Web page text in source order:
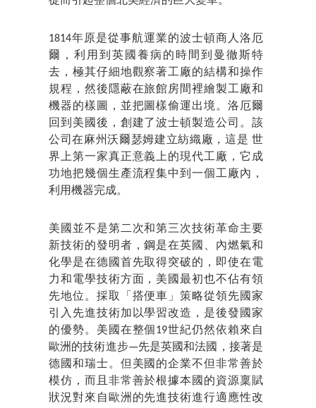
1814年原是從事航運業的波士頓商人洛厄
爾，利用到英國養病的時間到曼徹斯特
去，極其仔細地觀察著工廠的結構和操作
規程，然後隱蔽在旅館房間裡繪製工廠和
機器的樣圖，並把圖樣偷運出境。洛厄爾
回到美國後，創建了波士頓製造公司。該
公司在麻州沃爾瑟姆建立紡織廠，這是 世
界上第一家真正意義上的現代工廠，它成
功地把幾個生產流程集中到一個工廠內，
利用機器完成。
美國並不是第二次和第三次技術革命主要
新技術的發明者，鋼是在英國、內燃氣和
化學是在德國首先取得突破的，即使在電
力和電學技術方面，美國最初也不佔有領
先地位。採取「搭便車」策略從領先國家
引入先進技術加以學習改造，是後發國家
的優勢。美國在整個19世紀仍然依賴來自
歐洲的技術進步—先是英國和法國，接著是
德國和瑞士。但美國的企業不但非常善於
模仿，而且非常善於根據本國的資源稟賦
狀況對來自歐洲的先進技術進行適應性改